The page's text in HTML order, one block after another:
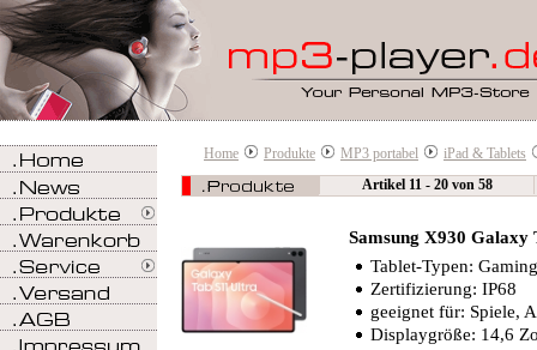
Home Produkte MP3 portabel
iPad & Tablets
Artikel 11 - 20 von 58
Samsung X930
Tablet-Typen:
Zertifizierung: IP68
geeignet für: Spiele,
Displaygröße: 14,6